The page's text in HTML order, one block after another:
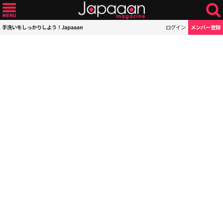
手洗いをしっかりしよう！Japaaan ログイン メンバー登録